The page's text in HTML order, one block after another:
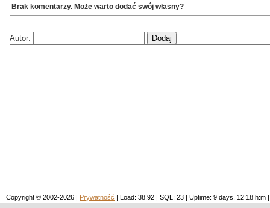
Brak komentarzy. Może warto dodać swój własny?
Autor:
Copyright © 2002-2026 | Prywatność | Load: 38.92 | SQL: 23 | Uptime: 9 days, 12:18